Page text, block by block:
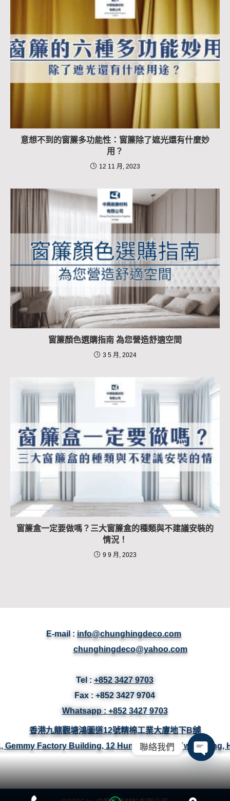
意想不到的窗簾多功能性：窗簾除了遮光還有什麼妙
用？
12 11 月, 2023
窗簾顏色選購指南 為您營造舒適空間
3 5 月, 2024
窗簾盒一定要做嗎？三大窗簾盒的種類與不建議安裝的
情況！
9 9 月, 2023
E-mail : info@chunghingdeco.com
chunghingdeco@yahoo.com
Tel : +852 3427 9703
Fax : +852 3427 9704
Whatsapp : +852 3427 9703
香港九龍觀塘鴻圖道12號精棉工業大廈地下B舖
Gemmy Factory Building, 12 Hung To Road, Kwun Tong,
聯絡我們
Open